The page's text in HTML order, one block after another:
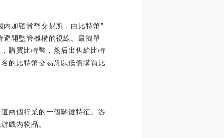
加密貨幣交易所，由比特幣”
避開監管機構的視線。最簡單
購買比特幣，然后出售給比特
的比特幣交易所以低價購買比
兩個行業的一個關鍵特征。游
戲內物品。